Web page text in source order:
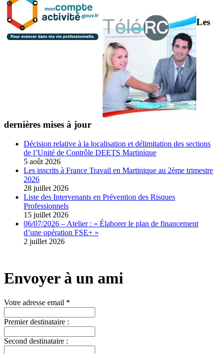
Les
dernières mises à jour
Décision relative à la localisation et délimitation des sections
de l’Unité de Contrôle DEETS Martinique
5 août 2026
Les inscrits à France Travail en Martinique au 2ème trimestre
2026
28 juillet 2026
Liste des Intervenants en Prévention des Risques
Professionnels
15 juillet 2026
06/07/2026 – Atelier : « Élaborer le plan de financement
d’une opération FSE+ »
2 juillet 2026
Envoyer à un ami
Votre adresse email *
Premier destinataire :
Second destinataire :